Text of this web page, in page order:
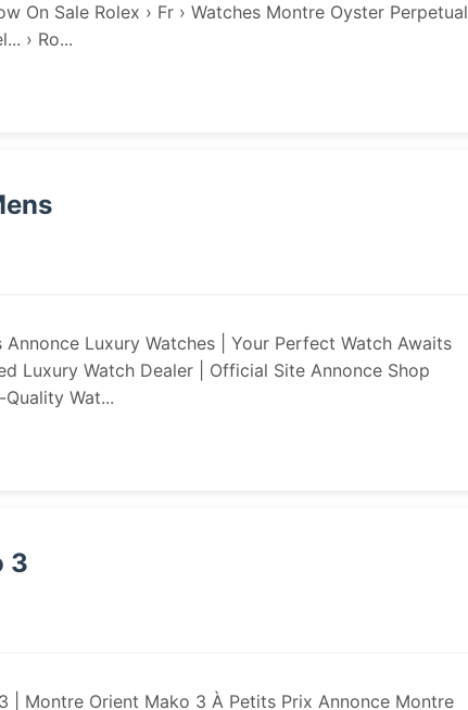
On Sale Rolex › Fr › Watches Montre Oyster Perpetual
› Ro...
Luxury Watches | Your Perfect Watch Awaits
Luxury Watch Dealer | Official Site Annonce Shop
Wat...
3
| Montre Orient Mako 3 À Petits Prix Annonce Montre